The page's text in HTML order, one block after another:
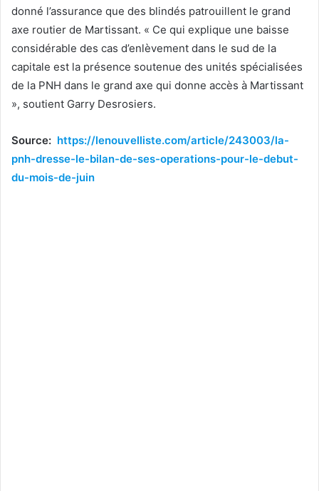
donné l’assurance que des blindés patrouillent le grand
axe routier de Martissant. « Ce qui explique une baisse
considérable des cas d’enlèvement dans le sud de la
capitale est la présence soutenue des unités spécialisées
de la PNH dans le grand axe qui donne accès à Martissant
», soutient Garry Desrosiers.
Source: https://lenouvelliste.com/article/243003/la-
pnh-dresse-le-bilan-de-ses-operations-pour-le-debut-
du-mois-de-juin